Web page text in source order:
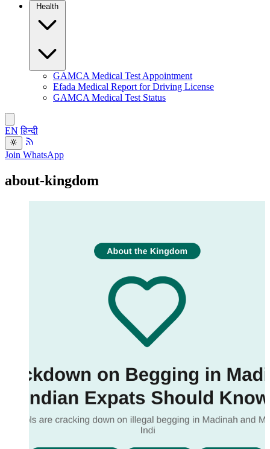
GAMCA Medical Test Appointment
Efada Medical Report for Driving License
GAMCA Medical Test Status
EN हिन्दी
Join WhatsApp
about-kingdom